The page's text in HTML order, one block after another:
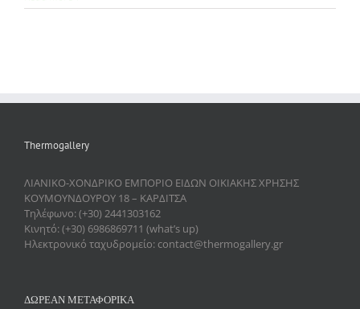
Thermogallery
ΛΙΑΝΙΚΟ-ΧΟΝΔΡΙΚΟ ΕΜΠΟΡΙΟ ΕΙΔΩΝ ΟΙΚΙΑΚΗΣ ΧΡΗΣΗΣ
ΚΟΥΜΟΥΝΔΟΥΡΟΥ 18 – ΚΑΡΔΙΤΣΑ
Τηλέφωνο: (+30) 2441303162
Κινητό: (+30) 6986869711 (what’s up)
Ηλεκτρονικό ταχυδρομείο: contact@thermogallery.gr
ΔΩΡΕΑΝ ΜΕΤΑΦΟΡΙΚΑ